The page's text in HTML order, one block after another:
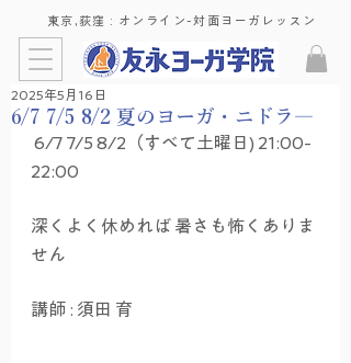
東京,荻窪 : ​オンライン-対面ヨーガレッスン
6/7 7/5 8/2 夏のヨーガ・ニドラ―
2025年5月16日
22:00
深くよく休めれば 暑さも怖くありま
せん
講師 : 須田 育